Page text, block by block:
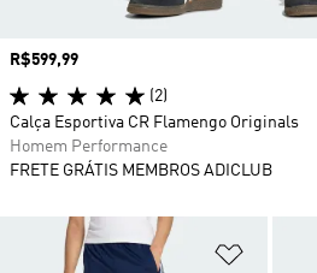
Preço
R$599,99
(2)
Calça Esportiva CR Flamengo Originals
Homem Performance
FRETE GRÁTIS MEMBROS ADICLUB